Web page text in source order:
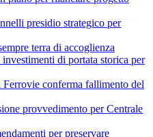
presidio strategico per
terra di accoglienza
di portata storica per
conferma fallimento del
provvedimento per Centrale
per preservare